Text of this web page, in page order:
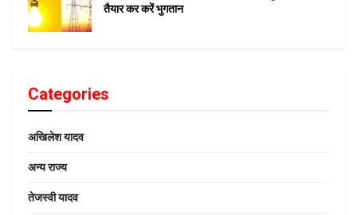
तैयार कर करें भुगतान
Categories
अखिलेश यादव
अन्य राज्य
तेजस्वी यादव